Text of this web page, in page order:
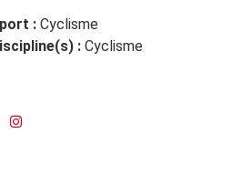
:Cyclisme
:Cyclisme